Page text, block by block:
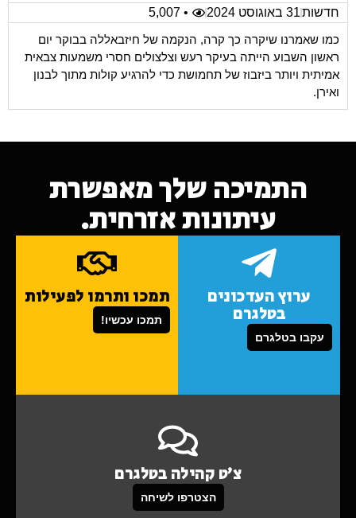
חדשות31 באוגוסט 2024
• 5,007
כמו שאמרנו שיקרה כך קרה, הנקמה של חיזבאללה בבוקר יום
ראשון השבוע הייתה בעיקר רעש וצלצולים חסרי משמעות צבאית
אמיתית ויותר ביזבוז של תחמושת כדי להרגיע קולות מתוך לבנון
ואירן.
התמיכה שלך מאפשרת
עיתונות אזרחית.
ערוץ העדכונים
בטלגרם
עקבו בטלגרם
תמכו ותרמו לפעילות
תמכו עכשיו!
צ'ט קהילה בטלגרם
הצטרפו לשיחה